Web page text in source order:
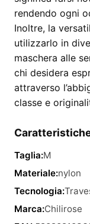
rendendo ogni
Inoltre, la
utilizzarlo in
maschera alle
chi desidera
attraverso
classe e
Taglia:M
Materiale:nylon
Tecnologia:
Marca:Chilirose